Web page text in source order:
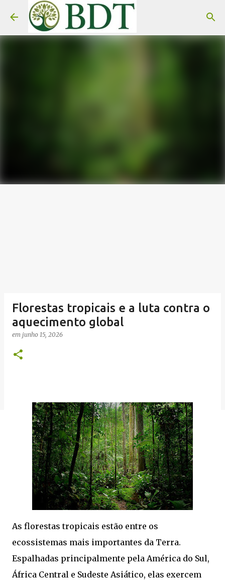
Pular para o conteúdo principal
Florestas tropicais e a luta contra o
aquecimento global
em junho 15, 2026
As florestas tropicais estão entre os
ecossistemas mais importantes da Terra.
Espalhadas principalmente pela América do Sul,
África Central e Sudeste Asiático, elas exercem